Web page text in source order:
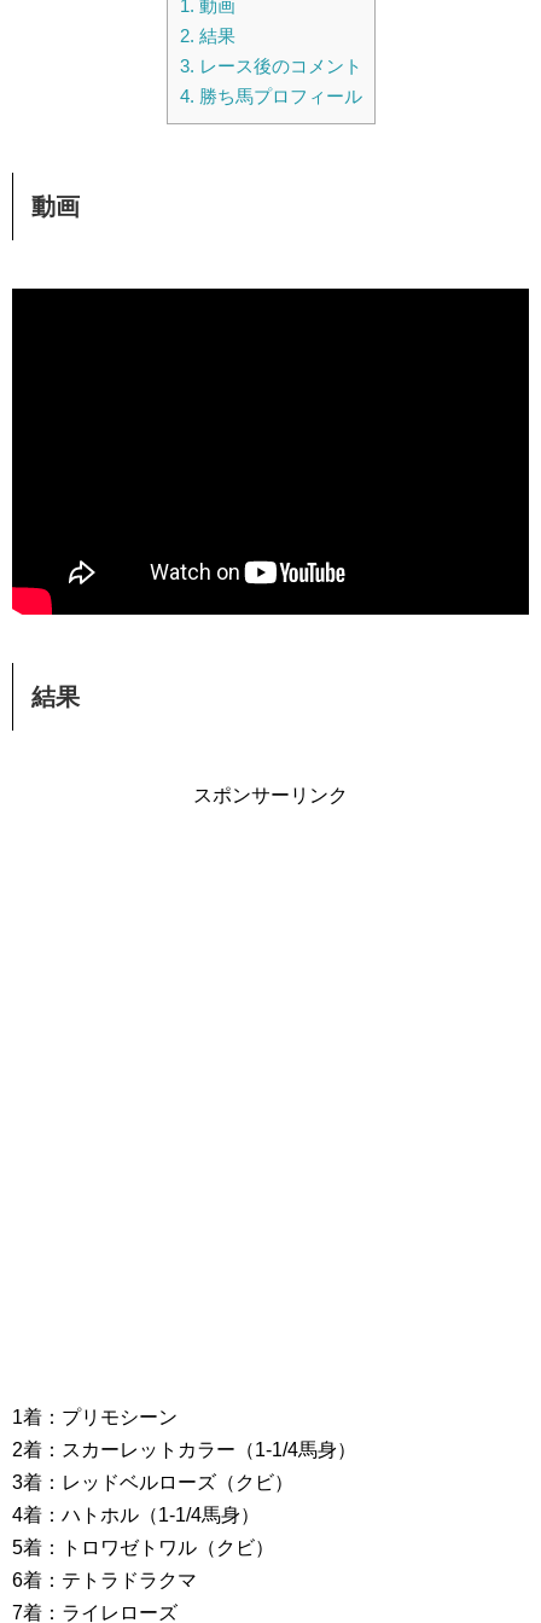
1. 動画
2. 結果
3. レース後のコメント
4. 勝ち馬プロフィール
動画
結果
スポンサーリンク
1着：プリモシーン
2着：スカーレットカラー（1-1/4馬身）
3着：レッドベルローズ（クビ）
4着：ハトホル（1-1/4馬身）
5着：トロワゼトワル（クビ）
6着：テトラドラクマ
7着：ライレローズ